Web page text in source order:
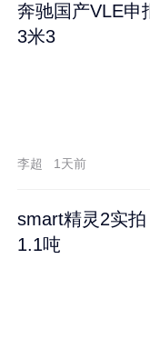
奔驰国产VLE申
3米3
李超 1天前
smart精灵2实
1.1吨